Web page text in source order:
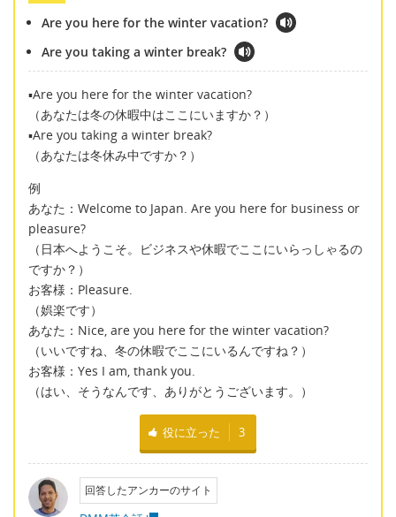
Are you here for the winter vacation?
Are you taking a winter break?
▪Are you here for the winter vacation?
（あなたは冬の休暇中はここにいますか？）
▪Are you taking a winter break?
（あなたは冬休み中ですか？）
例
あなた：Welcome to Japan. Are you here for business or
pleasure?
（日本へようこそ。ビジネスや休暇でここにいらっしゃるの
ですか？）
お客様：Pleasure.
（娯楽です）
あなた：Nice, are you here for the winter vacation?
（いいですね、冬の休暇でここにいるんですね？）
お客様：Yes I am, thank you.
（はい、そうなんです、ありがとうございます。）
役に立った 3
回答したアンカーのサイト